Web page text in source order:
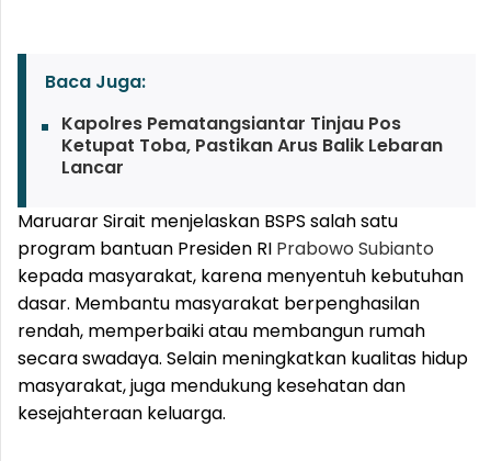
Baca Juga:
Kapolres Pematangsiantar Tinjau Pos
Ketupat Toba, Pastikan Arus Balik Lebaran
Lancar
Maruarar Sirait menjelaskan BSPS salah satu
program bantuan Presiden RI Prabowo Subianto
kepada masyarakat, karena menyentuh kebutuhan
dasar. Membantu masyarakat berpenghasilan
rendah, memperbaiki atau membangun rumah
secara swadaya. Selain meningkatkan kualitas hidup
masyarakat, juga mendukung kesehatan dan
kesejahteraan keluarga.